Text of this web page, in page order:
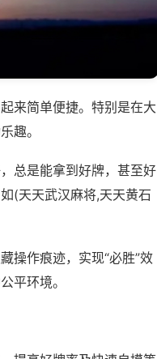
来简单便捷。特别是在大
趣。
总是能拿到好牌，甚至好
(天天武汉麻将,天天黄石
操作痕迹，实现“必胜”效
平环境。